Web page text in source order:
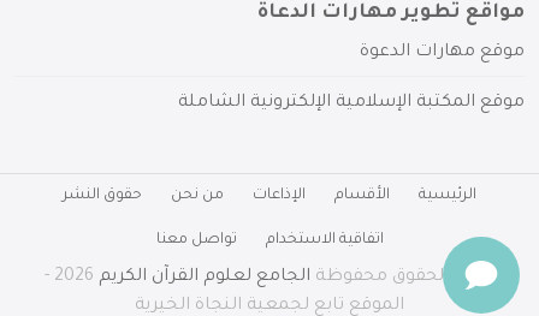
مواقع تطوير مهارات الدعاة
موقع مهارات الدعوة
موقع المكتبة الإسلامية الإلكترونية الشاملة
الرئيسية الأقسام الإذاعات من نحن حقوق النشر
اتفاقية الاستخدام تواصل معنا
جميع الحقوق محفوظة الجامع لعلوم القرآن الكريم
2026 -
الموقع تابع لجمعية النجاة الخيرية